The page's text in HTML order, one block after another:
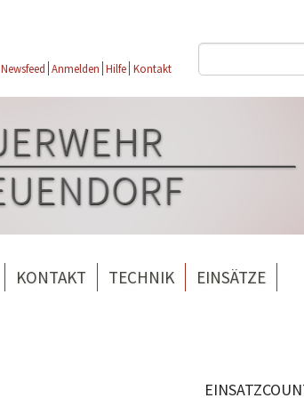
Newsfeed Anmelden Hilfe Kontakt
KONTAKT TECHNIK EINSÄTZE